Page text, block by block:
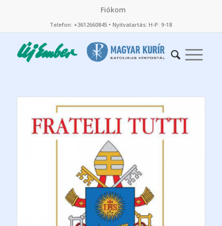
Fiókom
Telefon: +3612660845 • Nyitvatartás: H-P: 9-18